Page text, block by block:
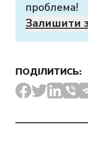
проблема!
Залишити
ПОДІЛИТИСЬ: